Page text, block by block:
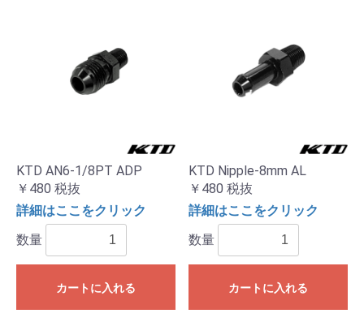
KTD AN6-1/8PT ADP
￥480 税抜
詳細はここをクリック
数量
カートに入れる
KTD Nipple-8mm AL
￥480 税抜
詳細はここをクリック
数量
カートに入れる